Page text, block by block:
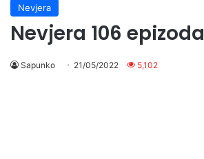
Nevjera
Nevjera 106 epizoda
Sapunko 21/05/2022 5,102